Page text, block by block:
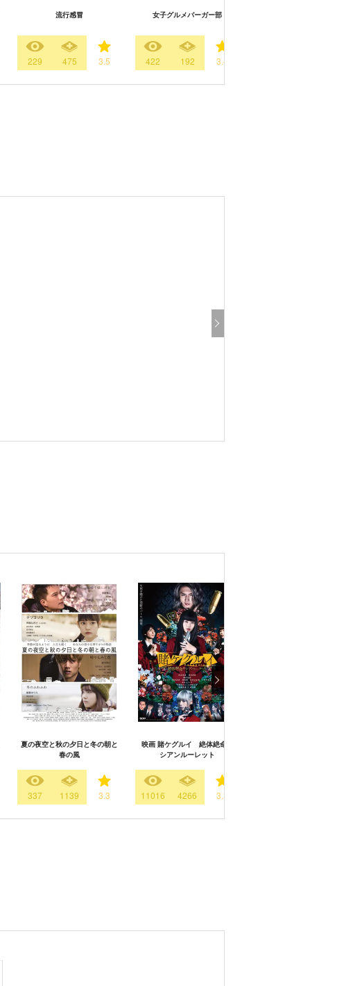
流行感冒
229 475 3.5
女子グルメバーガー部
422 192 3.4
夏の夜空と秋の夕日と冬の朝と
春の風
337 1139 3.3
映画 賭ケグルイ 絶体絶命ロ
シアンルーレット
11016 4266 3.3